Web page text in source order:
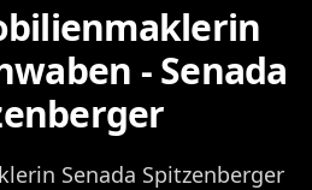
- Senada
Senada Spitzenberger